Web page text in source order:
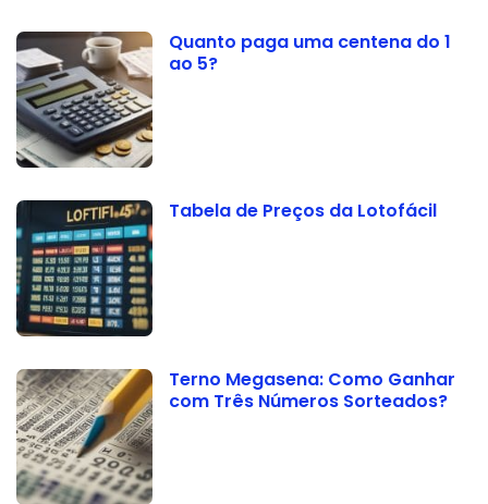
Quanto paga uma centena do 1
ao 5?
Tabela de Preços da Lotofácil
Terno Megasena: Como Ganhar
com Três Números Sorteados?